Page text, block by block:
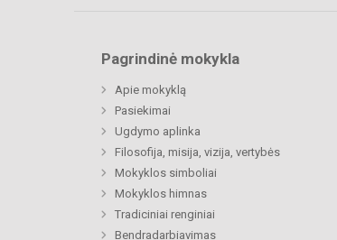
Pagrindinė mokykla
Apie mokyklą
Pasiekimai
Ugdymo aplinka
Filosofija, misija, vizija, vertybės
Mokyklos simboliai
Mokyklos himnas
Tradiciniai renginiai
Bendradarbiavimas